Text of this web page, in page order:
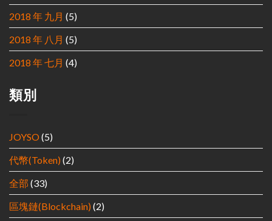
2018 年 九月 (5)
2018 年 八月 (5)
2018 年 七月 (4)
類別
JOYSO(5)
代幣(Token) (2)
全部 (33)
區塊鏈(Blockchain) (2)